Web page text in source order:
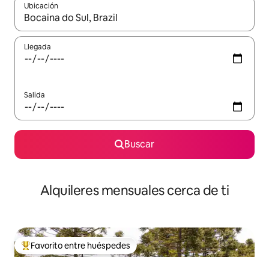
Ubicación
Cuando los resultados estén disponibles, navega con las
Llegada
Salida
Buscar
Alquileres mensuales cerca de ti
Favorito entre huéspedes preferido
Favorito entre huéspedes